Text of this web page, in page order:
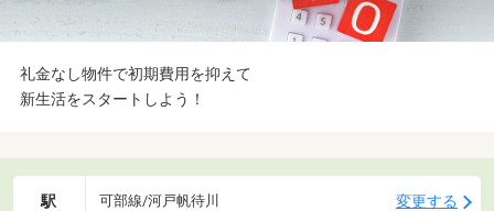
礼金なし物件で初期費用を抑えて
新生活をスタートしよう！
駅 可部線/河戸帆待川 変更する